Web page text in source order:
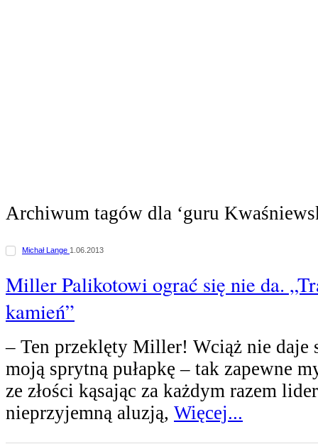
Archiwum tagów dla ‘guru
Michał Lange 1.06.2013
Miller Palikotowi ograć się nie da.
kamień”
– Ten przeklęty Miller! Wciąż nie daje
moją sprytną pułapkę – tak zapewne
ze złości kąsając za każdym razem
nieprzyjemną aluzją, Więcej...